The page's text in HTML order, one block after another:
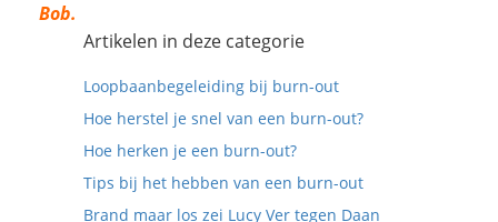
Bob.
Artikelen in deze categorie
Loopbaanbegeleiding bij burn-out
Hoe herstel je snel van een burn-out?
Hoe herken je een burn-out?
Tips bij het hebben van een burn-out
Brand maar los zei Lucy Ver tegen Daan